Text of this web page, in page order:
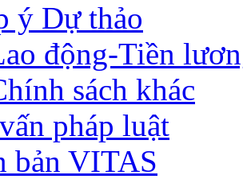
ý Dự thảo
động-Tiền
sách khác
pháp luật
bản VITAS